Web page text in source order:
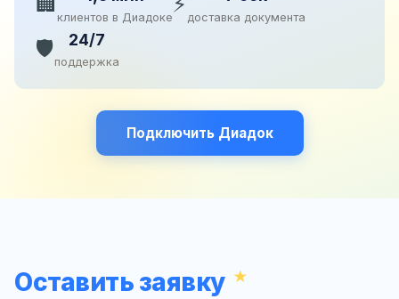
клиентов в Диадоке доставка документа
🛡️ 24/7
поддержка
Подключить Диадок
Оставить заявку